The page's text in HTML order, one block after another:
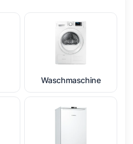
Waschmaschine